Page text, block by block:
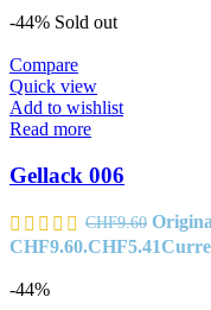
-44% Sold out
Compare
Quick view
Add to wishlist
Read more
Gellack 006
CHF9.60
CHF9.60.CHF5.41
-44%